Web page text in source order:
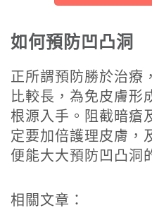
如何預防凹凸洞
正所謂預防勝於治療
比較長，為免皮膚形
根源入手。阻截暗瘡
定要加倍護理皮膚，
便能大大預防凹凸洞
相關文章：